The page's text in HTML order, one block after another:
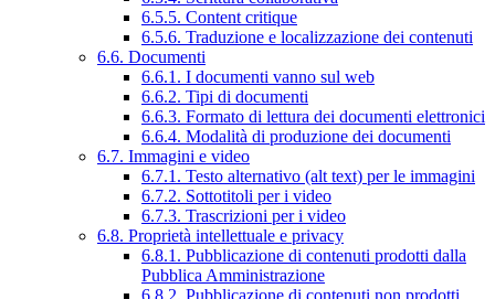
6.5.5. Content critique
6.5.6. Traduzione e localizzazione dei contenuti
6.6. Documenti
6.6.1. I documenti vanno sul web
6.6.2. Tipi di documenti
6.6.3. Formato di lettura dei documenti elettronici
6.6.4. Modalità di produzione dei documenti
6.7. Immagini e video
6.7.1. Testo alternativo (alt text) per le immagini
6.7.2. Sottotitoli per i video
6.7.3. Trascrizioni per i video
6.8. Proprietà intellettuale e privacy
6.8.1. Pubblicazione di contenuti prodotti dalla
Pubblica Amministrazione
6.8.2. Pubblicazione di contenuti non prodotti